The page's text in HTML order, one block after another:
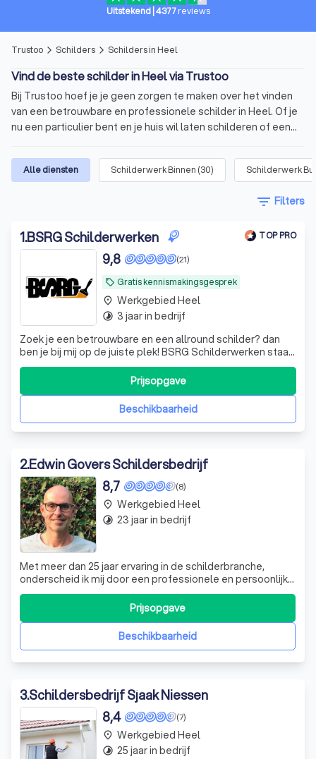
Uitstekend| 4377 reviews
Trustoo arrow_forward_ios Schilders arrow_forward_ios Schilders in Heel
Vind de beste schilder in Heel via Trustoo
Bij Trustoo hoef je je geen zorgen te maken over het vinden
van een betrouwbare en professionele schilder in Heel. Of je
nu een particulier bent en je huis wil laten schilderen of een
Trustoo biedt een selectie van ervaren schilders in Heel die
vakkundig werk leveren en betrouwbaar zijn. Of het nu gaat
onze schilders beschikken over de nodige expertise en
Schilder in Heel inschakelen voor jouw
project
Wat is een schilder? Ontdek de
veelzijdigheid van het vak
Waarom een professionele schilder in
Heel inhuren?
Welke soorten schilderwerk zijn er?
Ontdek de mogelijkheden
Wat kost een schilder?
Alle diensten Schilderwerk Binnen (30) Schilderwerk
filter_list Filters
1.BSRG Schilderwerken TOP PRO
local_offer Gratis kennismakingsgesprek
(21)
9,8
Zoek je een betrouwbare en een allround schilder? dan
ben je bij mij op de juiste plek! BSRG Schilderwerken staat
in voor het leveren van kwaliteit en vakmanschap.
Beschikbaarheid
Prijsopgave
place Werkgebied Heel
timelapse 3 jaar in bedrijf
2.Edwin Govers Schildersbedrijf
(8)
8,7
Met meer dan 25 jaar ervaring in de schilderbranche,
onderscheid ik mij door een professionele en persoonlijke
aanpak. Bij Edwin Govers Schilderwerken staat kwaliteit
voorop. Of het nu gaat om binnen- of buitenschilderwerk,
ik zorg ervoor dat elke klus met oog voor detail en
vakmanschap wordt uitgevBeschikbaarheid
Prijsopgave
place Werkgebied Heel
timelapse 23 jaar in bedrijf
3.Schildersbedrijf Sjaak Niessen
(7)
8,4
place Werkgebied Heel
timelapse 25 jaar in bedrijf